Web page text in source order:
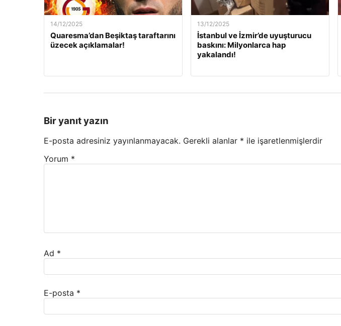
14/12/2025
Quaresma’dan Beşiktaş taraftarını
üzecek açıklamalar!
13/12/2025
İstanbul ve İzmir’de uyuşturucu
baskını: Milyonlarca hap
yakalandı!
Bir yanıt yazın
E-posta adresiniz yayınlanmayacak. Gerekli alanlar * ile işaretlenmişlerdir
Yorum *
Ad *
E-posta *